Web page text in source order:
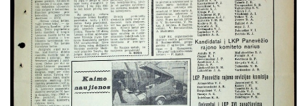
1972
1971
1970
Sausis